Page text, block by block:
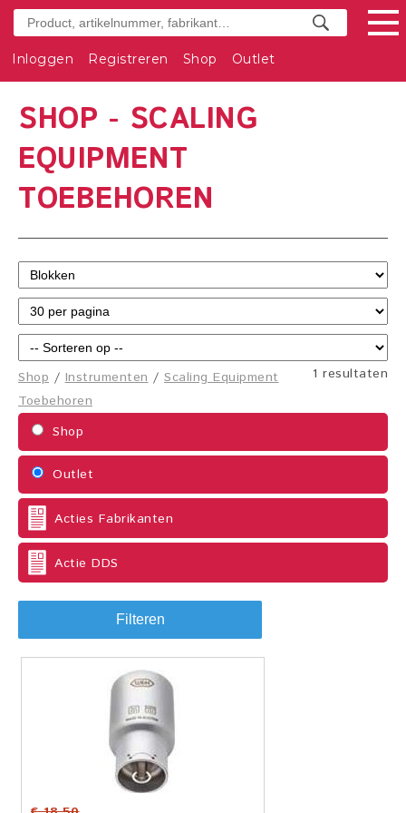
Inloggen Registreren Shop Outlet
SHOP - SCALING
EQUIPMENT
TOEBEHOREN
1 resultaten
Shop /Instrumenten/ Scaling Equipment
Toebehoren
Shop
Outlet
Acties Fabrikanten
Actie DDS
Filteren